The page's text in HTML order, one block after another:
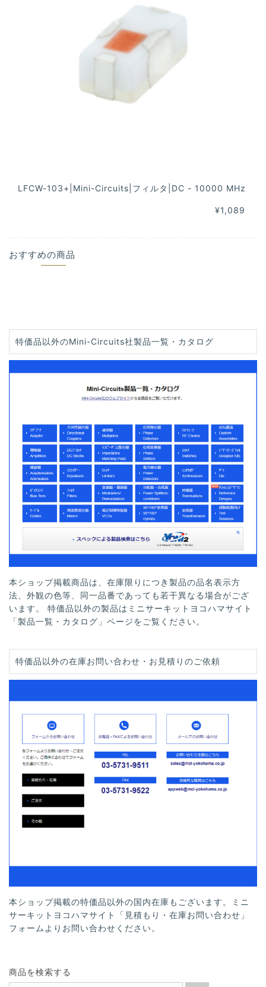
LFCW-103+|Mini-Circuits|フィルタ|DC - 10000 MHz
¥1,089
おすすめの商品
特価品以外のMini-Circuits社製品一覧・カタログ
本ショップ掲載商品は、在庫限りにつき製品の品名表示方
法、外観の色等、同一品番であっても若干異なる場合がござ
います。 特価品以外の製品はミニサーキットヨコハマサイト
「製品一覧・カタログ」ページをご覧ください。
特価品以外の在庫お問い合わせ・お見積りのご依頼
本ショップ掲載の特価品以外の国内在庫もございます。ミニ
サーキットヨコハマサイト「見積もり・在庫お問い合わせ」
フォームよりお問い合わせください。
商品を検索する